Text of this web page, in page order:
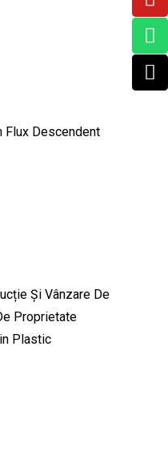
Flux Descendent
Și Vânzare De
Proprietate
Plastic